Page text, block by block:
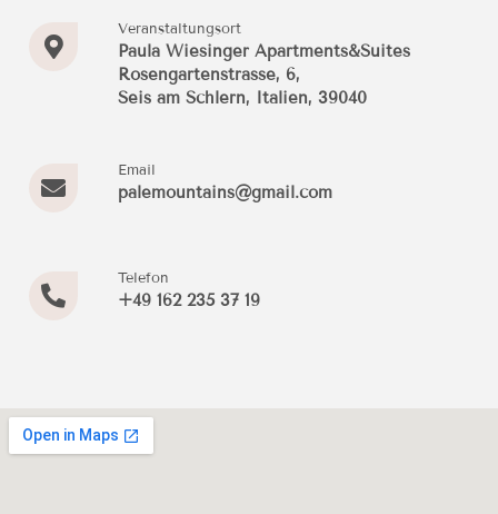
Veranstaltungsort
Paula Wiesinger Apartments&Suites
Rosengartenstrasse, 6,
Seis am Schlern, Italien, 39040
Email
palemountains@gmail.com
Telefon
+49 162 235 37 19